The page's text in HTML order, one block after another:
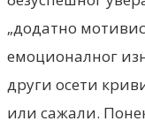
„додатно
емоционалног
други осети
или сажали.